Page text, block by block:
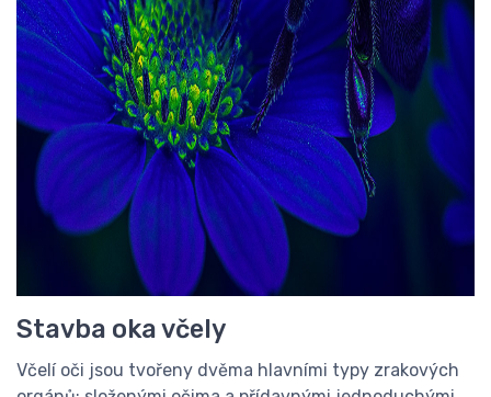
Stavba oka včely
Včelí oči jsou tvořeny dvěma hlavními typy zrakových